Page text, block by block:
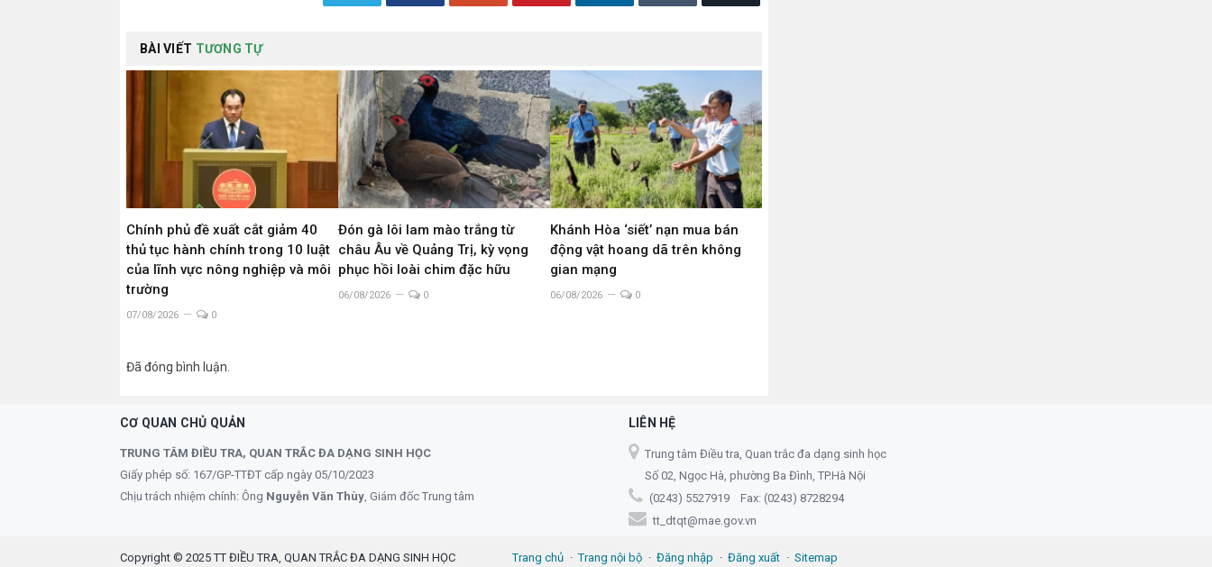
BÀI VIẾT TƯƠNG TỰ
Chính phủ đề xuất cắt giảm 40
thủ tục hành chính trong 10 luật
của lĩnh vực nông nghiệp và môi
trường
07/08/2026 0
Đón gà lôi lam mào trắng từ
châu Âu về Quảng Trị, kỳ vọng
phục hồi loài chim đặc hữu
06/08/2026 0
Khánh Hòa ‘siết’ nạn mua bán
động vật hoang dã trên không
gian mạng
06/08/2026 0
Đã đóng bình luận.
CƠ QUAN CHỦ QUẢN
TRUNG TÂM ĐIỀU TRA, QUAN TRẮC ĐA DẠNG SINH HỌC
Giấy phép số: 167/GP-TTĐT cấp ngày 05/10/2023
Chịu trách nhiệm chính: Ông Nguyễn Văn Thùy, Giám đốc Trung tâm
LIÊN HỆ
Trung tâm Điều tra, Quan trắc đa dạng sinh học
Số 02, Ngọc Hà, phường Ba Đình, TP.Hà Nội
(0243) 5527919 Fax: (0243) 8728294
tt_dtqt@mae.gov.vn
Copyright © 2025 TT ĐIỀU TRA, QUAN TRẮC ĐA DẠNG SINH HỌC Trang chủ Trang nội bộ Đăng nhập Đăng xuất Sitemap